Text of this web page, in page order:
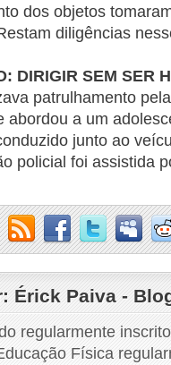
dos objetos
diligências
DIRIGIR SEM SER
patrulhamento
abordou a um
junto ao
policial foi assistida
Érick Paiva -
regularmente
Física